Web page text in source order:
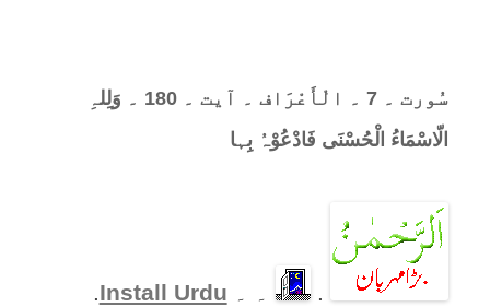
سُورت ۔ 7 ۔ الْأَعْرَاف ۔ آیت ۔ 180 ۔ وَلِلہِ
الّاسْمَاءُ الْحُسْنَی فَادْعُوْہُ بِہا
. ۔ ۔ Install Urdu
.